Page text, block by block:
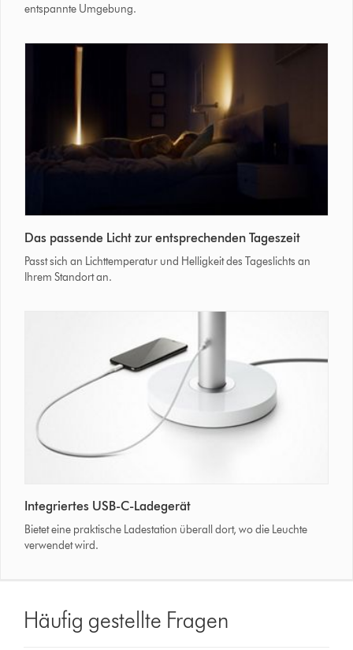
Dyson
entspannte Umgebung.
Solarcycle
Morph
light
in
daylight.
Das passende Licht zur entsprechenden Tageszeit
Passt sich an Lichttemperatur und Helligkeit des Tageslichts an
Ihrem Standort an.
Solarcycle
Morph
light
and
C
charger.
Integriertes USB-C-Ladegerät
Bietet eine praktische Ladestation überall dort, wo die Leuchte
verwendet wird.
Häufig gestellte Fragen